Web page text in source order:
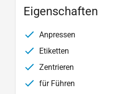
Eigenschaften
Anpressen
Etiketten
Zentrieren
für Führen